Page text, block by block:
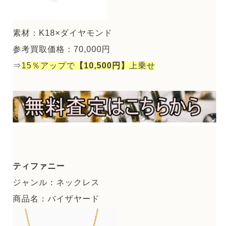
素材：K18×ダイヤモンド
参考買取価格：70,000円
⇒15％アップで 【10,500円】 上乗せ
ティファニー
ジャンル：ネックレス
商品名：バイザヤード